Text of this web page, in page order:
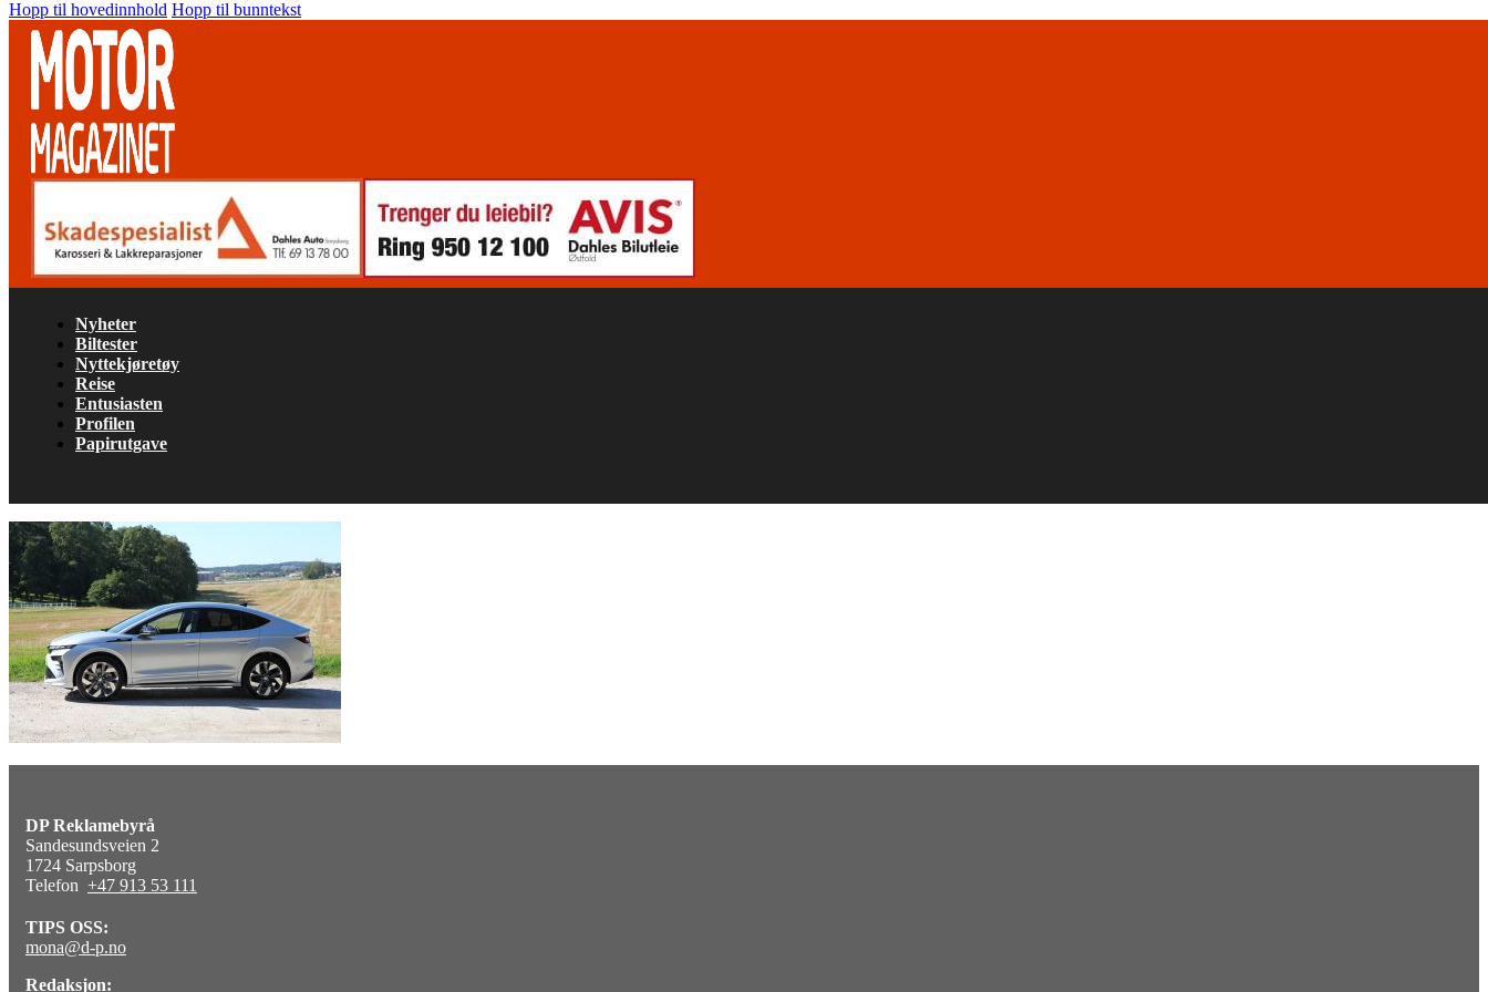
Hopp til hovedinnhold Hopp til bunntekst
Nyheter
Biltester
Nyttekjøretøy
Reise
Entusiasten
Profilen
Papirutgave
DP Reklamebyrå
Sandesundsveien 2
1724 Sarpsborg
Telefon +47 913 53 111
TIPS OSS:
mona@d-p.no
Redaksjon: